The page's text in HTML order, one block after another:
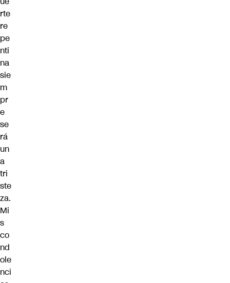
rte
re
pe
nti
na
sie
m
pr
e
se
rá
un
a
tri
ste
za.
Mi
s
co
nd
ole
nci